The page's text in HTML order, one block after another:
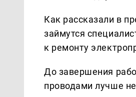
Как рассказали в
займутся
к ремонту
До завершения
проводами лучше